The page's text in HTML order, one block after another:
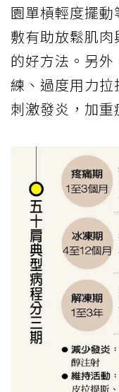
園單槓輕度擺
敷有助放鬆肌
的好方法。另
練、過度用力
刺激發炎，加重